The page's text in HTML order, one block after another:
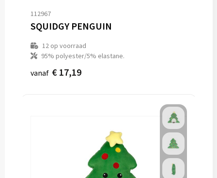
112967
SQUIDGY PENGUIN
12op voorraad
95% polyester/5% elastane.
vanaf € 17,19